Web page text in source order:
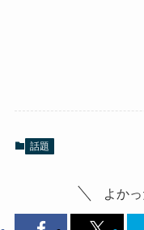
話題
よか